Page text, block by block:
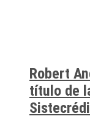
Robert
título de